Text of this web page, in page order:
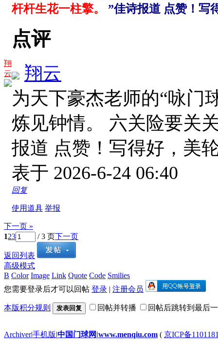
翔
云
杆杆生花一柱擎。 ”佳诗报道 点赞！写
点评
翔云
为天下豪杰老师的“咏门
炼见钟情。 六关险要关
报道 点赞！写得好，美
表于 2026-6-24 06:40
回复
使用道具 举报
下一页 »
123 / 3 页下一页
返回列表
高级模式
B Color Image Link Quote Code Smilies
您需要登录后才可以回帖 登录 | 注册会员
本版积分规则 发表回复 回帖并转播 回帖后跳转到最后
Archiver|手机版|中国门球网|www.menqiu.com ( 京ICP备